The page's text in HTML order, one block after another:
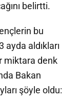
belirtti.
bu
ayda aldıkları
miktara denk
Bakan
şöyle oldu: